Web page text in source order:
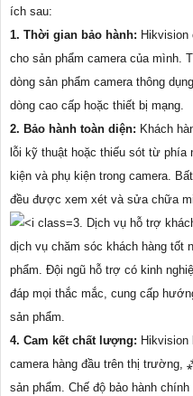
ích sau:
1. Thời gian bảo hành: Hikvision
cho sản phẩm camera của mình.
dòng sản phẩm camera thông
dòng cao cấp hoặc thiết bị mạng.
2. Bảo hành toàn diện: Khách
lỗi kỹ thuật hoặc thiếu sót từ phía
kiện và phụ kiện trong camera.
đều được xem xét và sửa chữa
3. Dịch vụ hỗ trợ
dịch vụ chăm sóc khách hàng tốt
phẩm. Đội ngũ hỗ trợ có kinh
đáp mọi thắc mắc, cung cấp
sản phẩm.
4. Cam kết chất lượng: Hikvision
camera hàng đầu trên thị trường,
sản phẩm. Chế độ bảo hành